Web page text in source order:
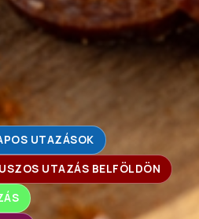
UTAZÁSOK
UTAZÁS BELFÖLDÖN